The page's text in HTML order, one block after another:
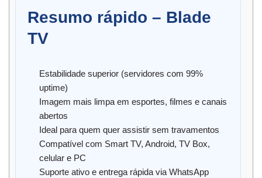
Resumo rápido – Blade
TV
Estabilidade superior (servidores com 99%
uptime)
Imagem mais limpa em esportes, filmes e canais
abertos
Ideal para quem quer assistir sem travamentos
Compatível com Smart TV, Android, TV Box,
celular e PC
Suporte ativo e entrega rápida via WhatsApp